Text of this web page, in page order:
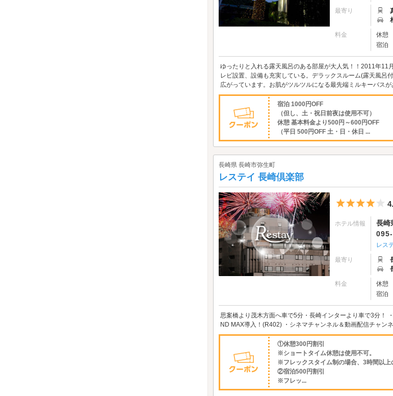
最寄り
料金 休憩
宿泊
ゆったりと入れる露天風呂のある部屋が大人気！！2011年11
レビ設置、設備も充実している。デラックスルーム(露天風呂
広がっています。お肌がツルツルになる最先端ミルキーバス
宿泊 1000円OFF
（但し、土・祝日前夜は使用不可）
休憩 基本料金より500円～600円OFF
（平日 500円OFF 土・日・休日 ...
長崎県 長崎市弥生町
レステイ 長崎倶楽部
5
ホテル情報
長崎
レス
最寄り
料金 休憩
宿泊
思案橋より茂木方面へ車で5分・長崎インターより車で3分！
ND MAX導入！(R402) ・シネマチャンネル＆動画配信チャン
①休憩300円割引
※ショートタイム休憩は使用不可。
※フレックスタイム制の場合、3時間以上
②宿泊500円割引
※フレッ...